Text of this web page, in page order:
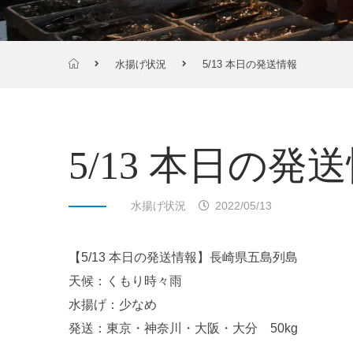
水揚げ状況 5/13 本日の発送情報
5/13 本日の発
水揚げ状況 2022/05/13
【5/13 本日の発送情報】長崎県五島列島
天候：くもり時々雨
水揚げ：少なめ
発送：東京・神奈川・大阪・大分 50kg